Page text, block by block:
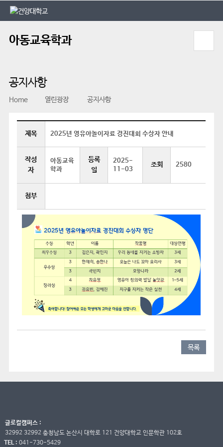
본문 바로가기
대메뉴 바로가기
아동교육학과
공지사항
Home 열린광장 공지사항
제목 2025년 영유아놀이자료 경진대회 수상자 안내
작성
자
아동교육
학과
등록
일
2025-
11-03
조회 2580
첨부
목록
글로컬캠퍼스 :
32992 32992 충청남도 논산시 대학로 121 건양대학교 인문학관 102호
TEL : 041-730-5429